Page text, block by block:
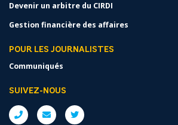
Devenir un arbitre du CIRDI
Gestion financière des affaires
POUR LES JOURNALISTES
Communiqués
SUIVEZ-NOUS